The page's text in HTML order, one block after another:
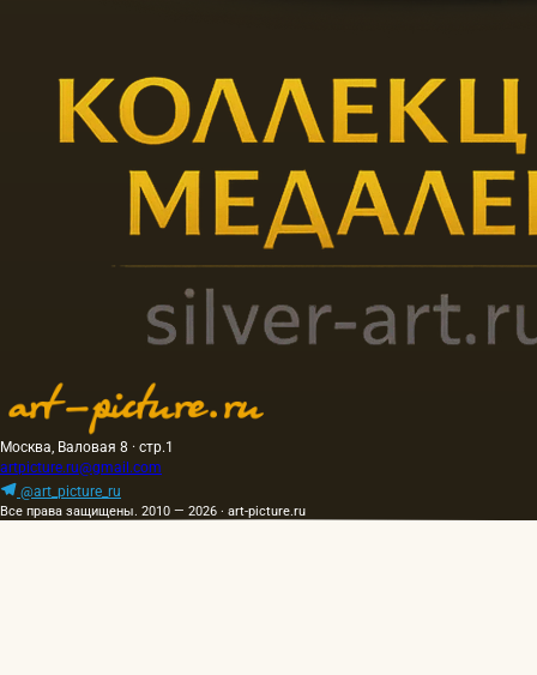
Москва, Валовая 8 · стр.1
artpicture.ru@gmail.com
@art_picture_ru
Все права защищены. 2010 — 2026 · art-picture.ru